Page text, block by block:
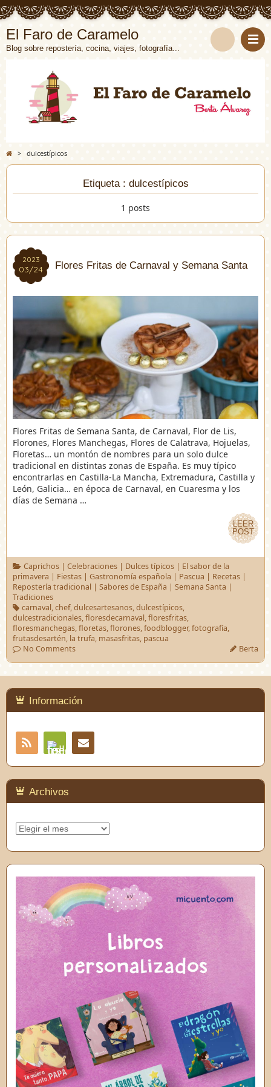
El Faro de Caramelo
Blog sobre repostería, cocina, viajes, fotografía...
> dulcestípicos
Etiqueta : dulcestípicos
1 posts
2023
03/24
2023
03/24 Flores Fritas de Carnaval y Semana Santa
Flores Fritas de Semana Santa, de Carnaval, Flor de Lis,
Florones, Flores Manchegas, Flores de Calatrava, Hojuelas,
Floretas… un montón de nombres para un solo dulce
tradicional en distintas zonas de España. Es muy típico
encontrarlas en Castilla-La Mancha, Extremadura, Castilla y
León, Galicia… en época de Carnaval, en Cuaresma y los
días de Semana …
LEER
POST
LEER
POST
Caprichos| Celebraciones| Dulces típicos| El sabor de la
primavera | Fiestas | Gastronomía española | Pascua | Recetas |
Repostería tradicional | Sabores de España | Semana Santa |
Tradiciones
carnaval,chef,dulcesartesanos,dulcestípicos,
dulcestradicionales,floresdecarnaval,floresfritas,
floresmanchegas,floretas,florones,foodblogger,fotografía,
frutasdesartén, la trufa, masasfritas, pascua
No Comments
Berta
Información
RSS
Feedly
Archivos
Archivos